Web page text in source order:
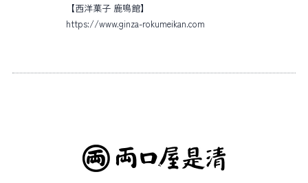
【西洋菓子 鹿鳴館】
https://www.ginza-rokumeikan.com